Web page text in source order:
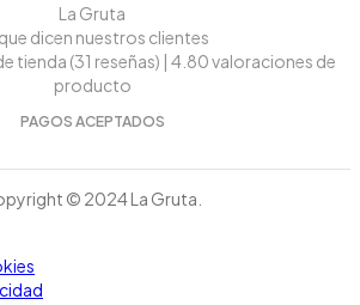
La Gruta
dicen nuestros clientes
tienda (31 reseñas) | 4.80 valoraciones de
producto
PAGOS ACEPTADOS
© 2024 La Gruta.